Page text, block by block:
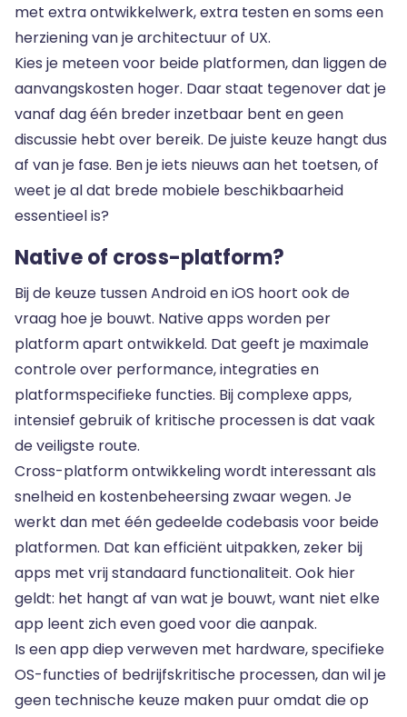
met extra ontwikkelwerk, extra testen en soms een
herziening van je architectuur of UX.
Kies je meteen voor beide platformen, dan liggen de
aanvangskosten hoger. Daar staat tegenover dat je
vanaf dag één breder inzetbaar bent en geen
discussie hebt over bereik. De juiste keuze hangt dus
af van je fase. Ben je iets nieuws aan het toetsen, of
weet je al dat brede mobiele beschikbaarheid
essentieel is?
Native of cross-platform?
Bij de keuze tussen Android en iOS hoort ook de
vraag hoe je bouwt. Native apps worden per
platform apart ontwikkeld. Dat geeft je maximale
controle over performance, integraties en
platformspecifieke functies. Bij complexe apps,
intensief gebruik of kritische processen is dat vaak
de veiligste route.
Cross-platform ontwikkelingwordt interessant als
snelheid en kostenbeheersing zwaar wegen. Je
werkt dan met één gedeelde codebasis voor beide
platformen. Dat kan efficiënt uitpakken, zeker bij
apps met vrij standaard functionaliteit. Ook hier
geldt: het hangt af van wat je bouwt, want niet elke
app leent zich even goed voor die aanpak.
Is een app diep verweven met hardware, specifieke
OS-functies of bedrijfskritische processen, dan wil je
geen technische keuze maken puur omdat die op